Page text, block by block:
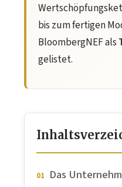
bis zum fertigen
BloombergNEF als
gelistet.
Das